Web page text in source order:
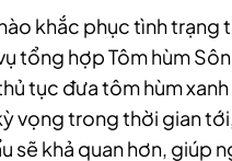
khắc phục tình trạng
tổng hợp Tôm hùm
tục đưa tôm hùm
vọng trong thời gian
sẽ khả quan hơn, giúp